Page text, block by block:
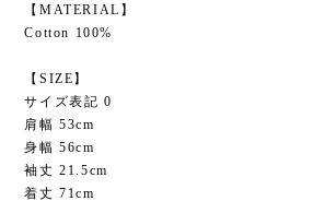
【MATERIAL】
Cotton 100%
【SIZE】
サイズ表記 0
肩幅 53cm
身幅 56cm
袖丈 21.5cm
着丈 71cm